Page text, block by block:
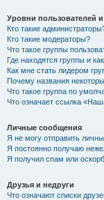
Уровни пользователей
Кто такие
Кто такие модераторы?
Что такое группы
Где находятся группы и
Как мне стать лидером
Почему названия
Что такое группа по
Что означает ссылка
Личные сообщения
Я не могу отправить
Я постоянно получаю
Я получил спам или
Друзья и недруги
Что означают списки